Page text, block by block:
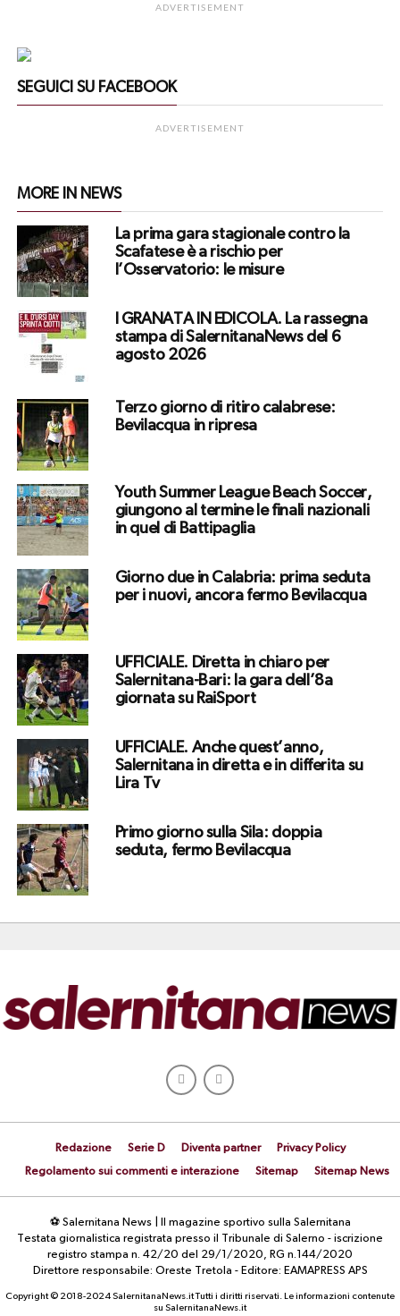
ADVERTISEMENT
SEGUICI SU FACEBOOK
ADVERTISEMENT
MORE IN NEWS
La prima gara stagionale contro la
Scafatese è a rischio per
l’Osservatorio: le misure
I GRANATA IN EDICOLA. La rassegna
stampa di SalernitanaNews del 6
agosto 2026
Terzo giorno di ritiro calabrese:
Bevilacqua in ripresa
Youth Summer League Beach Soccer,
giungono al termine le finali nazionali
in quel di Battipaglia
Giorno due in Calabria: prima seduta
per i nuovi, ancora fermo Bevilacqua
UFFICIALE. Diretta in chiaro per
Salernitana-Bari: la gara dell’8a
giornata su RaiSport
UFFICIALE. Anche quest’anno,
Salernitana in diretta e in differita su
Lira Tv
Primo giorno sulla Sila: doppia
seduta, fermo Bevilacqua
Redazione Serie D Diventa partner
Privacy Policy
Regolamento sui commenti e interazione
Sitemap Sitemap News
⚽ Salernitana News | Il magazine sportivo sulla Salernitana
Testata giornalistica registrata presso il Tribunale di Salerno - iscrizione
registro stampa n. 42/20 del 29/1/2020, RG n.144/2020
Direttore responsabile: Oreste Tretola - Editore: EAMAPRESS APS
Copyright © 2018-2024 SalernitanaNews.it Tutti i diritti riservati. Le informazioni contenute
su SalernitanaNews.it